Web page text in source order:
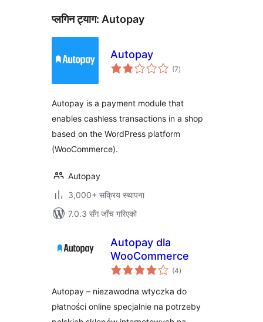
प्लगिन ट्याग: Autopay
Autopay
(7कुल
रेटिङ्गहरू
)
Autopay is a payment module that
enables cashless transactions in a shop
based on the WordPress platform
(WooCommerce).
Autopay
3,000+ सक्रिय स्थापना
7.0.3 सँग जाँच गरिएको
Autopay dla
WooCommerce
(4कुल
रेटिङ्गहरू
)
Autopay – niezawodna wtyczka do
płatności online specjalnie na potrzeby